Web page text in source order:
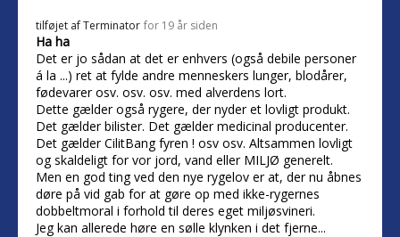
tilføjet afTerminator for 19 år siden
Ha ha
Det er jo sådan at det er enhvers (også debile personer
á la ...) ret at fylde andre menneskers lunger, blodårer,
fødevarer osv. osv. osv. med alverdens lort.
Dette gælder også rygere, der nyder et lovligt produkt.
Det gælder bilister. Det gælder medicinal producenter.
Det gælder CilitBang fyren ! osv osv. Altsammen lovligt
og skaldeligt for vor jord, vand eller MILJØ generelt.
Men en god ting ved den nye rygelov er at, der nu åbnes
døre på vid gab for at gøre op med ikke-rygernes
dobbeltmoral i forhold til deres eget miljøsvineri.
Jeg kan allerede høre en sølle klynken i det fjerne...